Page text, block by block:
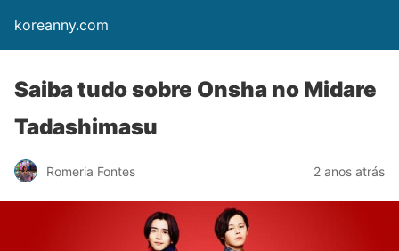
koreanny.com
Saiba tudo sobre Onsha no Midare
Tadashimasu
Romeria Fontes 2 anos atrás